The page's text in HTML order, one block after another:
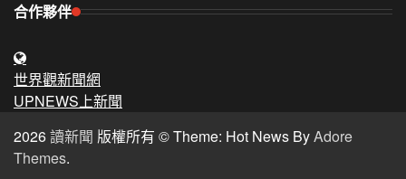
合作夥伴
世界觀新聞網
UPNEWS上新聞
2026讀新聞 版權所有 © Theme: Hot News ByAdore
Themes.